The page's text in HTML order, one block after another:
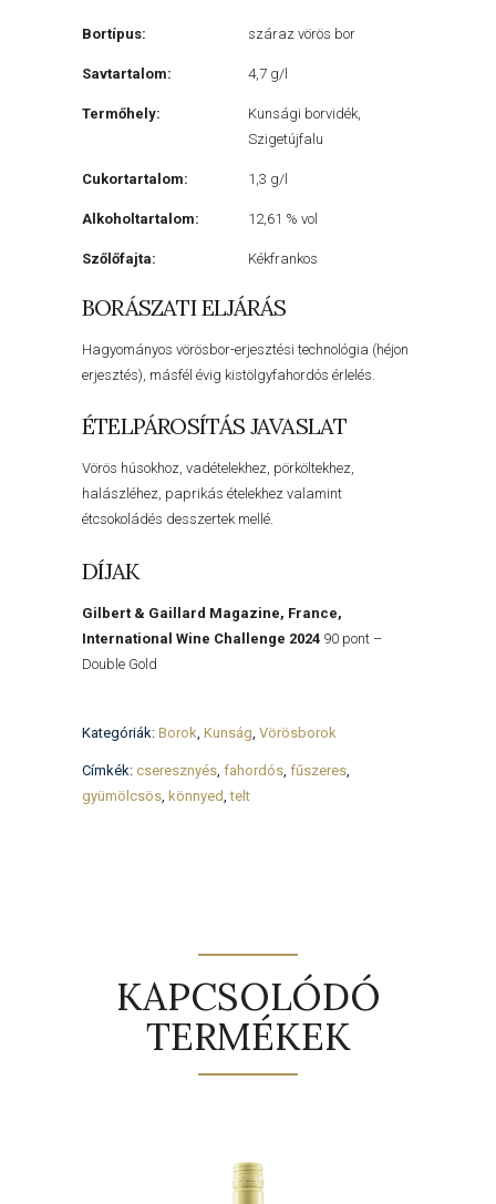
Bortípus: száraz vörös bor
Savtartalom: 4,7 g/l
Termőhely:
Kunsági borvidék,
Szigetújfalu
Cukortartalom: 1,3 g/l
Alkoholtartalom: 12,61 % vol
Szőlőfajta: Kékfrankos
BORÁSZATI ELJÁRÁS
Hagyományos vörösbor-erjesztési technológia (héjon
erjesztés), másfél évig kistölgyfahordós érlelés.
ÉTELPÁROSÍTÁS JAVASLAT
Vörös húsokhoz, vadételekhez, pörköltekhez,
halászléhez, paprikás ételekhez valamint
étcsokoládés desszertek mellé.
DÍJAK
Gilbert & Gaillard Magazine, France,
International Wine Challenge 2024 90 pont –
Double Gold
Kategóriák: Borok Kunság Vörösborok
Címkék: cseresznyés, fahordós, fűszeres,
gyümölcsös, könnyed,telt
KAPCSOLÓDÓ
TERMÉKEK